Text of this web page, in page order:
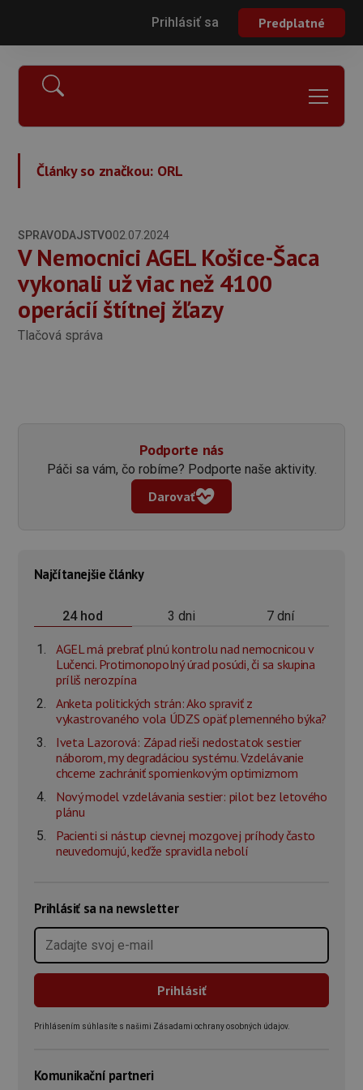
Prihlásiť sa Predplatné
Články so značkou: ORL
SPRAVODAJSTVO02.07.2024
V Nemocnici AGEL Košice-Šaca
vykonali už viac než 4100
operácií štítnej žľazy
Tlačová správa
Podporte nás
Páči sa vám, čo robíme? Podporte naše aktivity.
Darovať
Najčítanejšie články
24 hod 3 dni 7 dní
AGEL má prebrať plnú kontrolu nad nemocnicou v
Lučenci. Protimonopolný úrad posúdi, či sa skupina
príliš nerozpína
Anketa politických strán: Ako spraviť z
vykastrovaného vola ÚDZS opäť plemenného býka?
Iveta Lazorová: Západ rieši nedostatok sestier
náborom, my degradáciou systému. Vzdelávanie
chceme zachrániť spomienkovým optimizmom
Nový model vzdelávania sestier: pilot bez letového
plánu
Pacienti si nástup cievnej mozgovej príhody často
neuvedomujú, keďže spravidla nebolí
Prihlásiť sa na newsletter
Prihlásením súhlasíte s našimi Zásadami ochrany osobných údajov.
Komunikační partneri